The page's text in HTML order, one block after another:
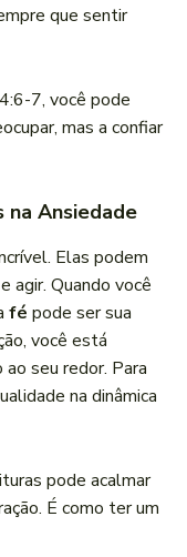
que sentir
7, você pode
mas a confiar
na Ansiedade
Elas podem
agir. Quando você
fé pode ser sua
você está
seu redor. Para
na dinâmica
pode acalmar
É como ter um